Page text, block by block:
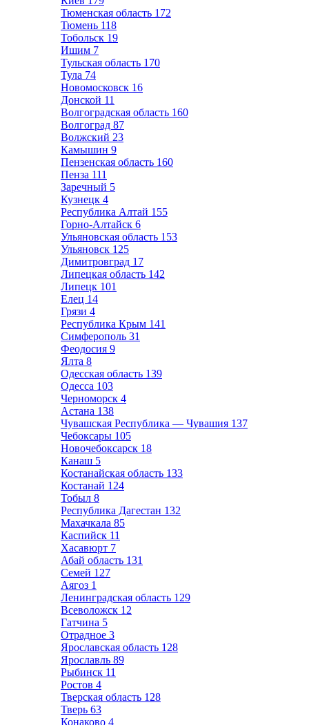
Тюменская область 172
Тюмень 118
Тобольск 19
Ишим 7
Тульская область 170
Тула 74
Новомосковск 16
Донской 11
Волгоградская область 160
Волгоград 87
Волжский 23
Камышин 9
Пензенская область 160
Пенза 111
Заречный 5
Кузнецк 4
Республика Алтай 155
Горно-Алтайск 6
Ульяновская область 153
Ульяновск 125
Димитровград 17
Липецкая область 142
Липецк 101
Елец 14
Грязи 4
Республика Крым 141
Симферополь 31
Феодосия 9
Ялта 8
Одесская область 139
Одесса 103
Черноморск 4
Астана 138
Чувашская Республика — Чувашия 137
Чебоксары 105
Новочебоксарск 18
Канаш 5
Костанайская область 133
Костанай 124
Тобыл 8
Республика Дагестан 132
Махачкала 85
Каспийск 11
Хасавюрт 7
Абай область 131
Семей 127
Аягоз 1
Ленинградская область 129
Всеволожск 12
Гатчина 5
Отрадное 3
Ярославская область 128
Ярославль 89
Рыбинск 11
Ростов 4
Тверская область 128
Тверь 63
Конаково 4